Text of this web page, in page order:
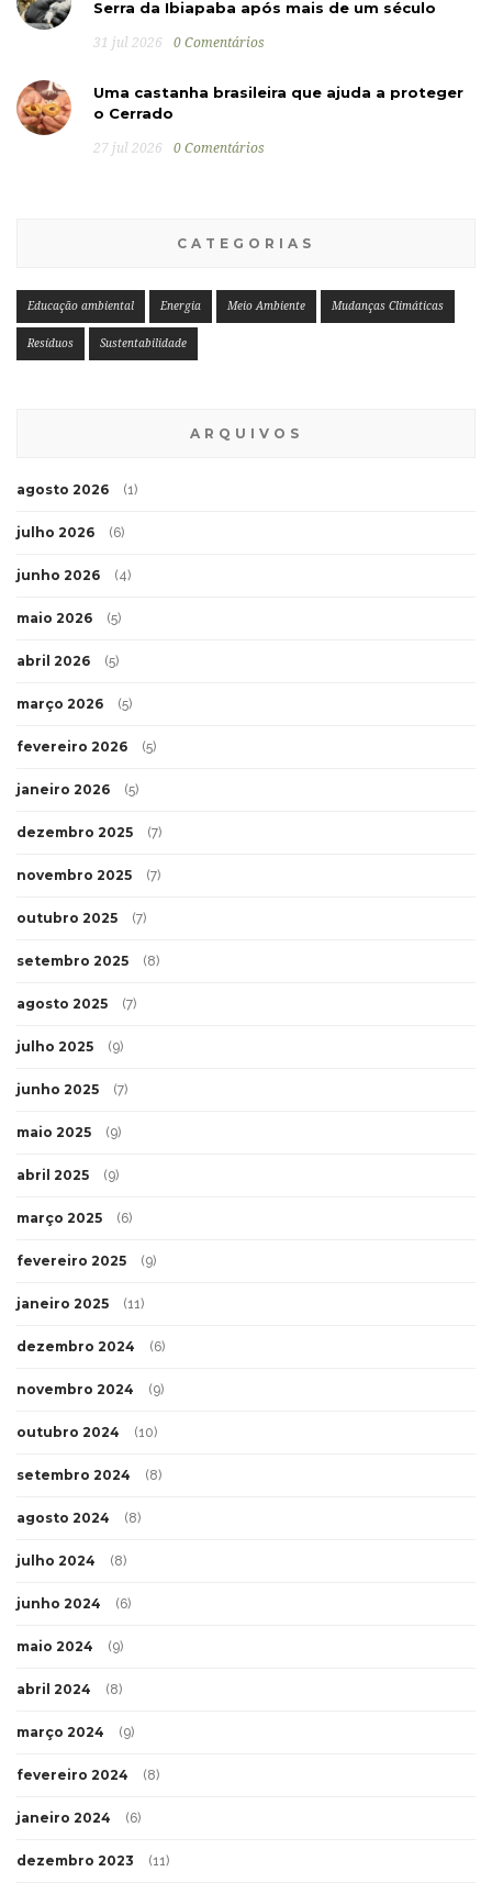
Serra da Ibiapaba após mais de um século
31 jul 2026 0 Comentários
Uma castanha brasileira que ajuda a proteger
o Cerrado
27 jul 2026 0 Comentários
CATEGORIAS
Educação ambiental Energia Meio Ambiente Mudanças Climáticas
Resíduos Sustentabilidade
ARQUIVOS
agosto 2026 (1)
julho 2026 (6)
junho 2026 (4)
maio 2026 (5)
abril 2026 (5)
março 2026 (5)
fevereiro 2026 (5)
janeiro 2026 (5)
dezembro 2025 (7)
novembro 2025 (7)
outubro 2025 (7)
setembro 2025 (8)
agosto 2025 (7)
julho 2025 (9)
junho 2025 (7)
maio 2025 (9)
abril 2025 (9)
março 2025 (6)
fevereiro 2025 (9)
janeiro 2025 (11)
dezembro 2024 (6)
novembro 2024 (9)
outubro 2024 (10)
setembro 2024 (8)
agosto 2024 (8)
julho 2024 (8)
junho 2024 (6)
maio 2024 (9)
abril 2024 (8)
março 2024 (9)
fevereiro 2024 (8)
janeiro 2024 (6)
dezembro 2023 (11)